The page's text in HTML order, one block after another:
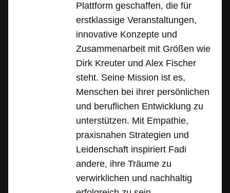
Plattform geschaffen, die für
erstklassige Veranstaltungen,
innovative Konzepte und
Zusammenarbeit mit Größen wie
Dirk Kreuter und Alex Fischer
steht. Seine Mission ist es,
Menschen bei ihrer persönlichen
und beruflichen Entwicklung zu
unterstützen. Mit Empathie,
praxisnahen Strategien und
Leidenschaft inspiriert Fadi
andere, ihre Träume zu
verwirklichen und nachhaltig